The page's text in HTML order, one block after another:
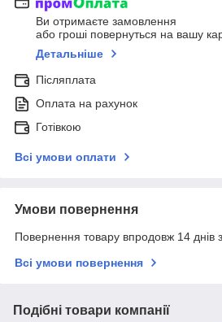
Ви отримаєте замовлення
або гроші повернуться на вашу
Детальніше
Післяплата
Оплата на рахунок
Готівкою
Всі умови оплати
Умови повернення
Повернення товару впродовж 14 днів
Всі умови повернення
Подібні товари компанії